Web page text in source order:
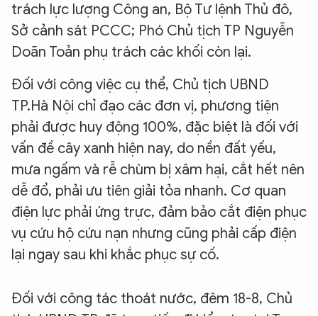
trách lực lượng Công an, Bộ Tư lệnh Thủ đô,
Sở cảnh sát PCCC; Phó Chủ tịch TP Nguyễn
Doãn Toản phụ trách các khối còn lại.
Đối với công việc cụ thể, Chủ tịch UBND
TP.Hà Nội chỉ đạo các đơn vị, phương tiện
phải được huy động 100%, đặc biệt là đối với
vấn đề cây xanh hiện nay, do nền đất yếu,
mưa ngấm và rễ chùm bị xâm hại, cắt hết nên
dễ đổ, phải ưu tiên giải tỏa nhanh. Cơ quan
điện lực phải ứng trực, đảm bảo cắt điện phục
vụ cứu hộ cứu nạn nhưng cũng phải cấp điện
lại ngay sau khi khắc phục sự cố.
Đối với công tác thoát nước, đêm 18-8, Chủ